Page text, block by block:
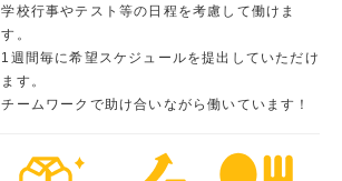
学校行事やテスト等の日程を考慮して働けま
す。
1週間毎に希望スケジュールを提出していただけ
ます。
チームワークで助け合いながら働いています！